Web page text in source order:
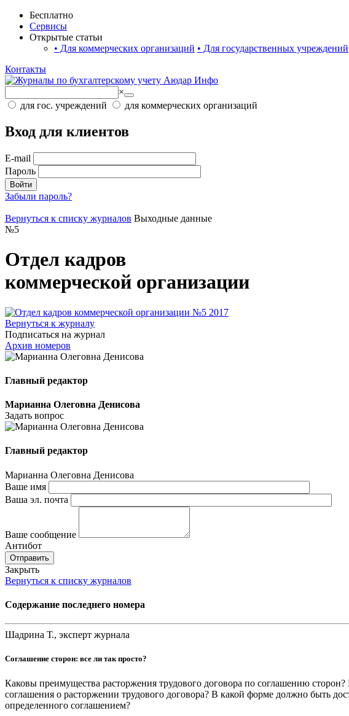
Бесплатно
Сервисы
Открытые статьи
• Для коммерческих организаций • Для государственных учреждений
Контакты
×
для гос. учреждений
для коммерческих организаций
Вход для клиентов
E-mail
Пароль
Войти
Забыли пароль?
Вернуться к списку журналов Выходные данные
№5
Отдел кадров
коммерческой организации
Вернуться к журналу
Подписаться на журнал
Архив номеров
Главный редактор
Марианна Олеговна Денисова
Задать вопрос
Главный редактор
Марианна Олеговна Денисова
Ваше имя
Ваша эл. почта
Ваше сообщение
Антибот
Отправить
Закрыть
Вернуться к списку журналов
Содержание последнего номера
Шадрина Т., эксперт журнала
Соглашение сторон: все ли так просто?
Каковы преимущества расторжения трудового договора по соглашению
соглашения о расторжении трудового договора? В какой форме должно быть
определенного соглашением?